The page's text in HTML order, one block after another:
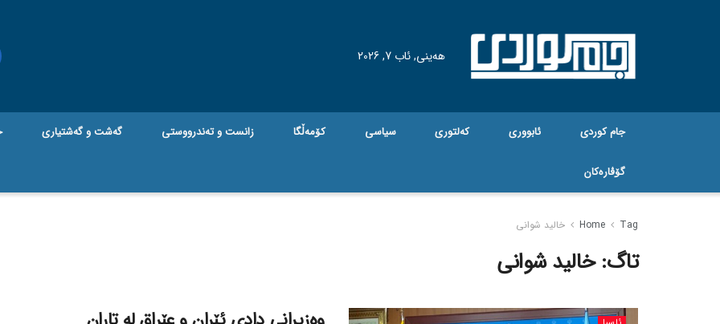
هه‌ینی, ئاب 7, 2026
جام کوردی ئابووری کەلتوری سیاسی کۆمەڵگا زانست و تەندرووستی گه‌شت و گه‌شتیاری
گۆڤاره‌کان
Home Tag خالید شوانی
تاگ:خالید شوانی